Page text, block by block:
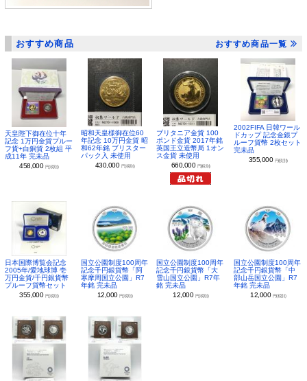
おすすめ商品 おすすめ商品一覧
天皇陛下御在位十年
記念 1万円金貨プルー
フ貨+白銅貨 2枚組 平
成11年 完未品
458,000 円(税別)
昭和天皇様御在位60
年記念 10万円金貨 昭
和62年銘 ブリスター
パック入 未使用
430,000 円(税別)
ブリタニア金貨 100
ポンド金貨 2017年銘
英国王立造幣局 1オン
ス金貨 未使用
660,000 円(税別)
2002FIFA 日韓ワール
ドカップ 記念金銀プ
ルーフ貨幣 2枚セット
完未品
355,000 円(税別)
日本国際博覧会記念
2005年/愛地球博 壱
万円金貨/千円銀貨幣
プルーフ貨幣セット
355,000 円(税別)
国立公園制度100周年
記念千円銀貨幣「阿
寒摩周国立公園」R7
年銘 完未品
12,000 円(税別)
国立公園制度100周年
記念千円銀貨幣「大
雪山国立公園」R7年
銘 完未品
12,000 円(税別)
国立公園制度100周年
記念千円銀貨幣「中
部山岳国立公園」R7
年銘 完未品
12,000 円(税別)